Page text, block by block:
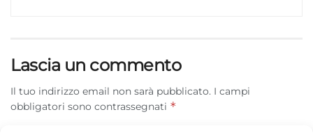
Lascia un commento
Il tuo indirizzo email non sarà pubblicato. I campi
obbligatori sono contrassegnati *